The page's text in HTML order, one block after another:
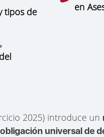
tipos de
en
2025) introduce un
obligación universal de